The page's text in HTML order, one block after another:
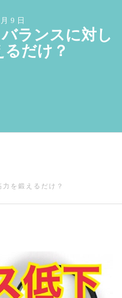
9日
バランスに対し
だけ？
を鍛えるだけ？